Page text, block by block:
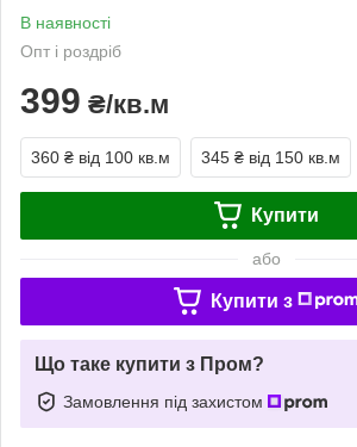
В наявності
Опт і роздріб
399 ₴/кв.м
360 ₴ від 100 кв.м 345 ₴ від 150 кв.м
Купити
або
Купити з
Що таке купити з Пром?
Замовлення під захистом